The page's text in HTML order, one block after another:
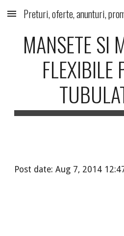
Skip to main content
MANSETE SI
FLEXIBILE
Post date: Aug 7, 2014